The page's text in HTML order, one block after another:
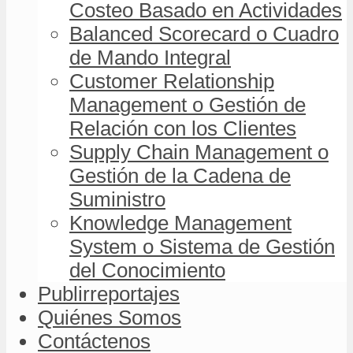
Costeo Basado en Actividades
Balanced Scorecard o Cuadro
de Mando Integral
Customer Relationship
Management o Gestión de
Relación con los Clientes
Supply Chain Management o
Gestión de la Cadena de
Suministro
Knowledge Management
System o Sistema de Gestión
del Conocimiento
Publirreportajes
Quiénes Somos
Contáctenos